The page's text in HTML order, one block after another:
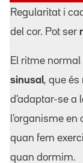
Regularitat i
del cor. Pot ser
El ritme
sinusal, que
d'adaptar-se a
l'organisme en
quan fem
quan dormim.